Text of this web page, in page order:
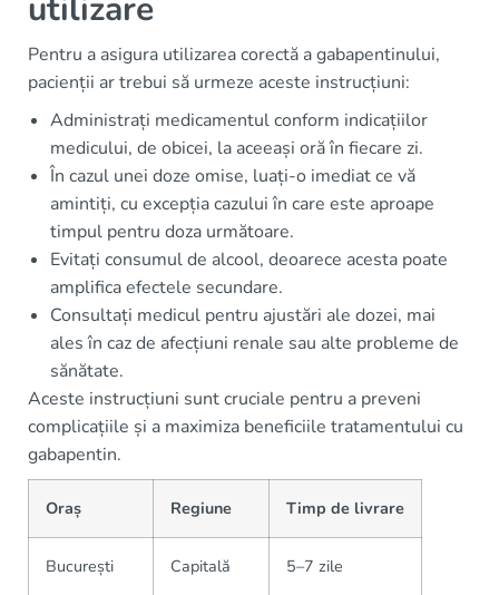
utilizare
Pentru a asigura utilizarea corectă a gabapentinului,
pacienții ar trebui să urmeze aceste instrucțiuni:
Administrați medicamentul conform indicațiilor
medicului, de obicei, la aceeași oră în fiecare zi.
În cazul unei doze omise, luați-o imediat ce vă
amintiți, cu excepția cazului în care este aproape
timpul pentru doza următoare.
Evitați consumul de alcool, deoarece acesta poate
amplifica efectele secundare.
Consultați medicul pentru ajustări ale dozei, mai
ales în caz de afecțiuni renale sau alte probleme de
sănătate.
Aceste instrucțiuni sunt cruciale pentru a preveni
complicațiile și a maximiza beneficiile tratamentului cu
gabapentin.
Oraș Regiune Timp de livrare
București Capitală 5–7 zile